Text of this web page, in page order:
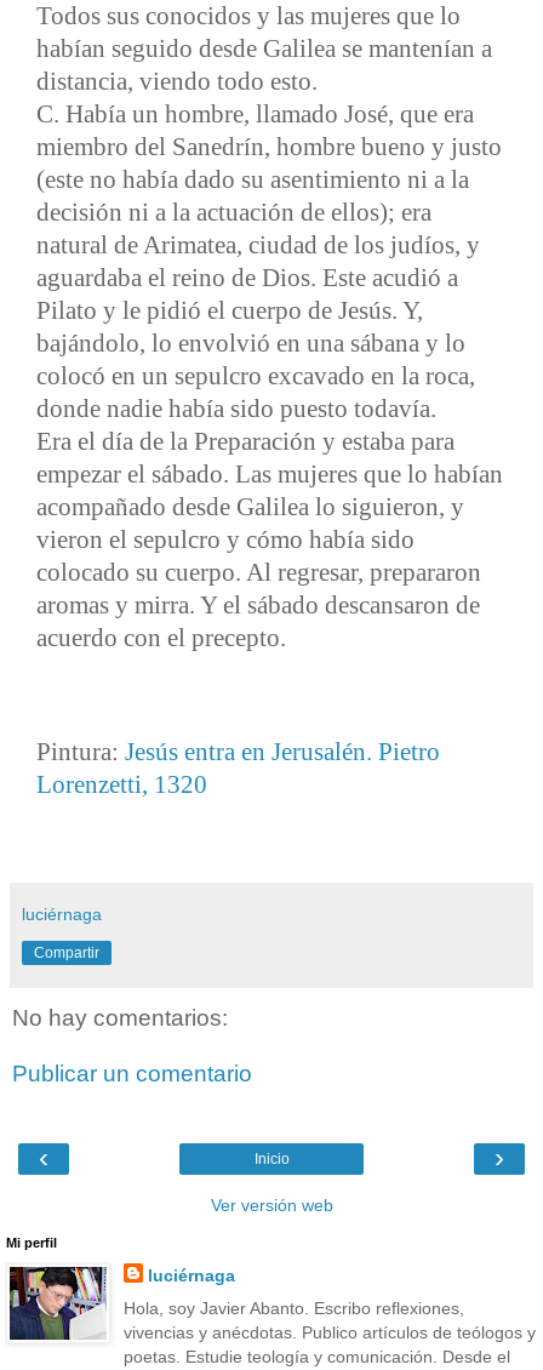
Todos sus conocidos y las mujeres que lo
habían seguido desde Galilea se mantenían a
distancia, viendo todo esto.
C. Había un hombre, llamado José, que era
miembro del Sanedrín, hombre bueno y justo
(este no había dado su asentimiento ni a la
decisión ni a la actuación de ellos); era
natural de Arimatea, ciudad de los judíos, y
aguardaba el reino de Dios. Este acudió a
Pilato y le pidió el cuerpo de Jesús. Y,
bajándolo, lo envolvió en una sábana y lo
colocó en un sepulcro excavado en la roca,
donde nadie había sido puesto todavía.
Era el día de la Preparación y estaba para
empezar el sábado. Las mujeres que lo habían
acompañado desde Galilea lo siguieron, y
vieron el sepulcro y cómo había sido
colocado su cuerpo. Al regresar, prepararon
aromas y mirra. Y el sábado descansaron de
acuerdo con el precepto.
Pintura: Jesús entra en Jerusalén. Pietro
Lorenzetti, 1320
luciérnaga
Compartir
No hay comentarios:
Publicar un comentario
‹ ›
Inicio
Ver versión web
Mi perfil
luciérnaga
Hola, soy Javier Abanto. Escribo reflexiones,
vivencias y anécdotas. Publico artículos de teólogos y
poetas. Estudie teología y comunicación. Desde el